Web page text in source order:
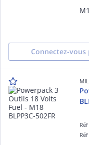
Connectez-